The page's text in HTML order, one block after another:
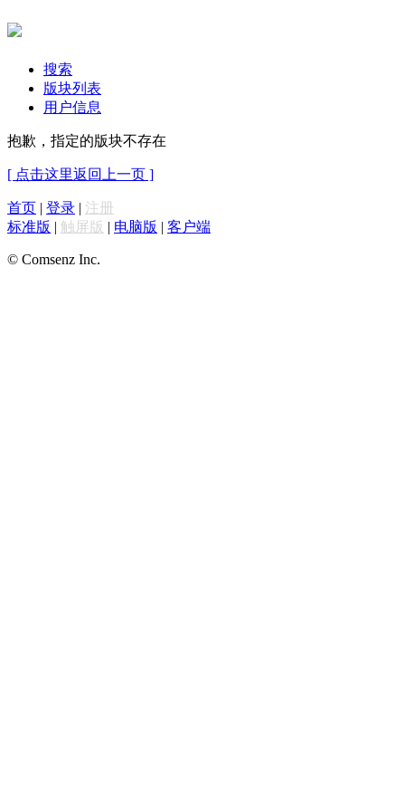
搜索
版块列表
用户信息
抱歉，指定的版块不存在
[ 点击这里返回上一页 ]
首页 | 登录 | 注册
标准版 | 触屏版 | 电脑版 | 客户端
© Comsenz Inc.